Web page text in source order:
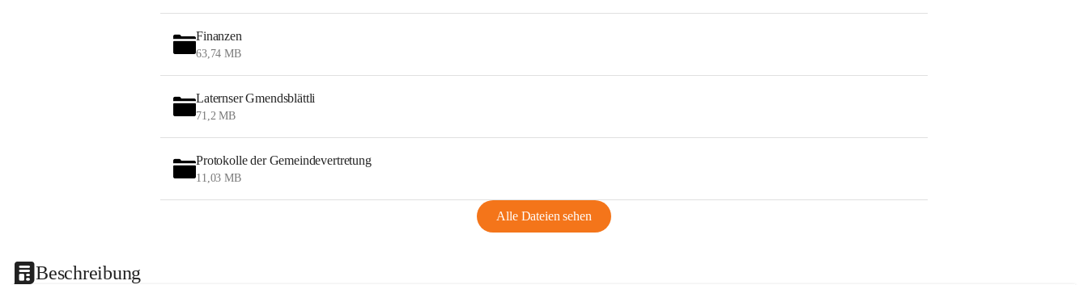
Finanzen
63,74 MB
Laternser Gmendsblättli
71,2 MB
Protokolle der Gemeindevertretung
11,03 MB
Alle Dateien sehen
Beschreibung